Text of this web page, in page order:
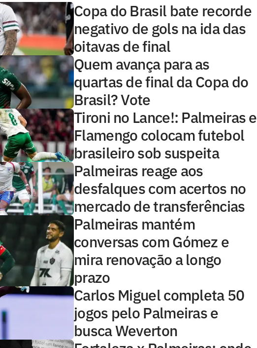
Copa do Brasil bate recorde
negativo de gols na ida das
oitavas de final
Quem avança para as
quartas de final da Copa do
Brasil? Vote
Tironi no Lance!: Palmeiras e
Flamengo colocam futebol
brasileiro sob suspeita
Palmeiras reage aos
desfalques com acertos no
mercado de transferências
Palmeiras mantém
conversas com Gómez e
mira renovação a longo
prazo
Carlos Miguel completa 50
jogos pelo Palmeiras e
busca Weverton